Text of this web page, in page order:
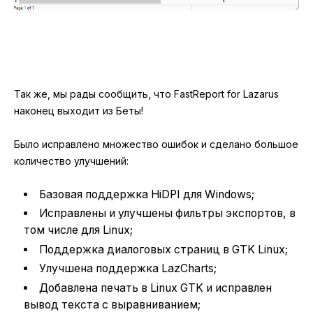
Так же, мы рады сообщить, что FastReport for Lazarus
наконец выходит из Беты!
Было исправлено множество ошибок и сделано большое
количество улучшений:
Базовая поддержка HiDPI для Windows;
Исправлены и улучшены фильтры экспортов, в
том числе для Linux;
Поддержка диалоговых страниц в GTK Linux;
Улучшена поддержка LazCharts;
Добавлена печать в Linux GTK и исправлен
вывод текста с выравниванием;